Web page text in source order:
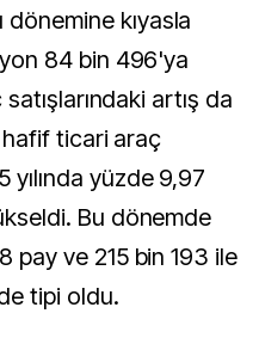
kıyasla
84 bin 496'ya
artış da
ticari araç
yılında yüzde 9,97
Bu dönemde
pay ve 215 bin 193 ile
tipi oldu.